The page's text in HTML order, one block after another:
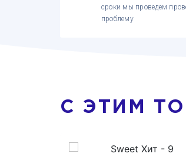
сроки мы проведем
проблему
С ЭТИМ